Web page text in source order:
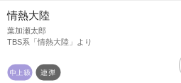
情熱大陸
葉加瀬太郎
TBS系「情熱大陸」より